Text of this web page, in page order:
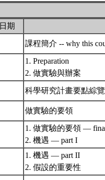
日期
課程簡介 -- why this
1. Preparation
2. 做實驗與辦案
科學研究計畫要點綜
做實驗的要領
1. 做實驗的要領 —
2. 機遇 — part I
1. 機遇 — part II
2. 假設的重要性